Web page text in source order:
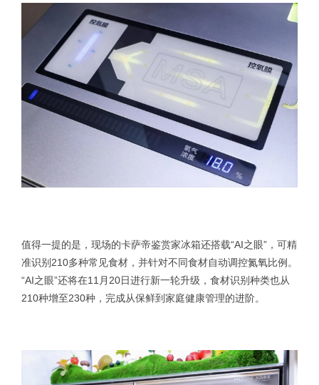
值得一提的是，现场的卡萨帝鉴赏家冰箱还搭载“AI之眼”，可精
准识别210多种常见食材，并针对不同食材自动调控氮氧比例。
“AI之眼”还将在11月20日进行新一轮升级，食材识别种类也从
210种增至230种，完成从保鲜到家庭健康管理的进阶。